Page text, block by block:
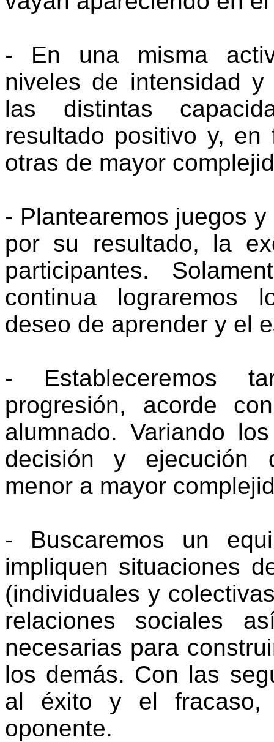
- En una misma
niveles de intensidad
las distintas
resultado positivo y,
otras de mayor
- Plantearemos juegos
por su resultado, la
participantes.
continua lograremos
deseo de aprender y el
- Estableceremos
progresión, acorde
alumnado. Variando
decisión y ejecución
menor a mayor
- Buscaremos un
impliquen situaciones
(individuales y
relaciones sociales
necesarias para
los demás. Con las
al éxito y el
oponente.